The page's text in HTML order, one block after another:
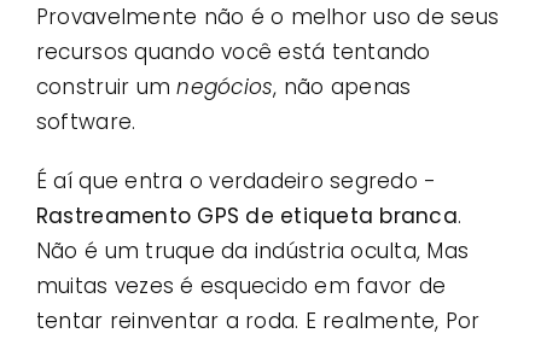
Provavelmente não é o melhor uso de seus
recursos quando você está tentando
construir umnegócios, não apenas
software.
É aí que entra o verdadeiro segredo -
Rastreamento GPS de etiqueta branca.
Não é um truque da indústria oculta, Mas
muitas vezes é esquecido em favor de
tentar reinventar a roda. E realmente, Por